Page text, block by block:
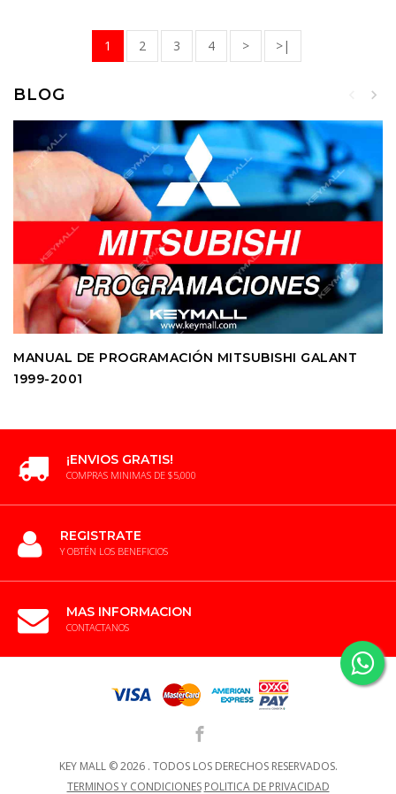
1 2 3 4 > >|
BLOG
MANUAL DE PROGRAMACIÓN MITSUBISHI GALANT
1999-2001
¡ENVIOS GRATIS!
COMPRAS MINIMAS DE $5,000
REGISTRATE
Y OBTÉN LOS BENEFICIOS
MAS INFORMACION
CONTACTANOS
KEY MALL ©2026 . TODOS LOS DERECHOS RESERVADOS.
TERMINOS Y CONDICIONES POLITICA DE PRIVACIDAD